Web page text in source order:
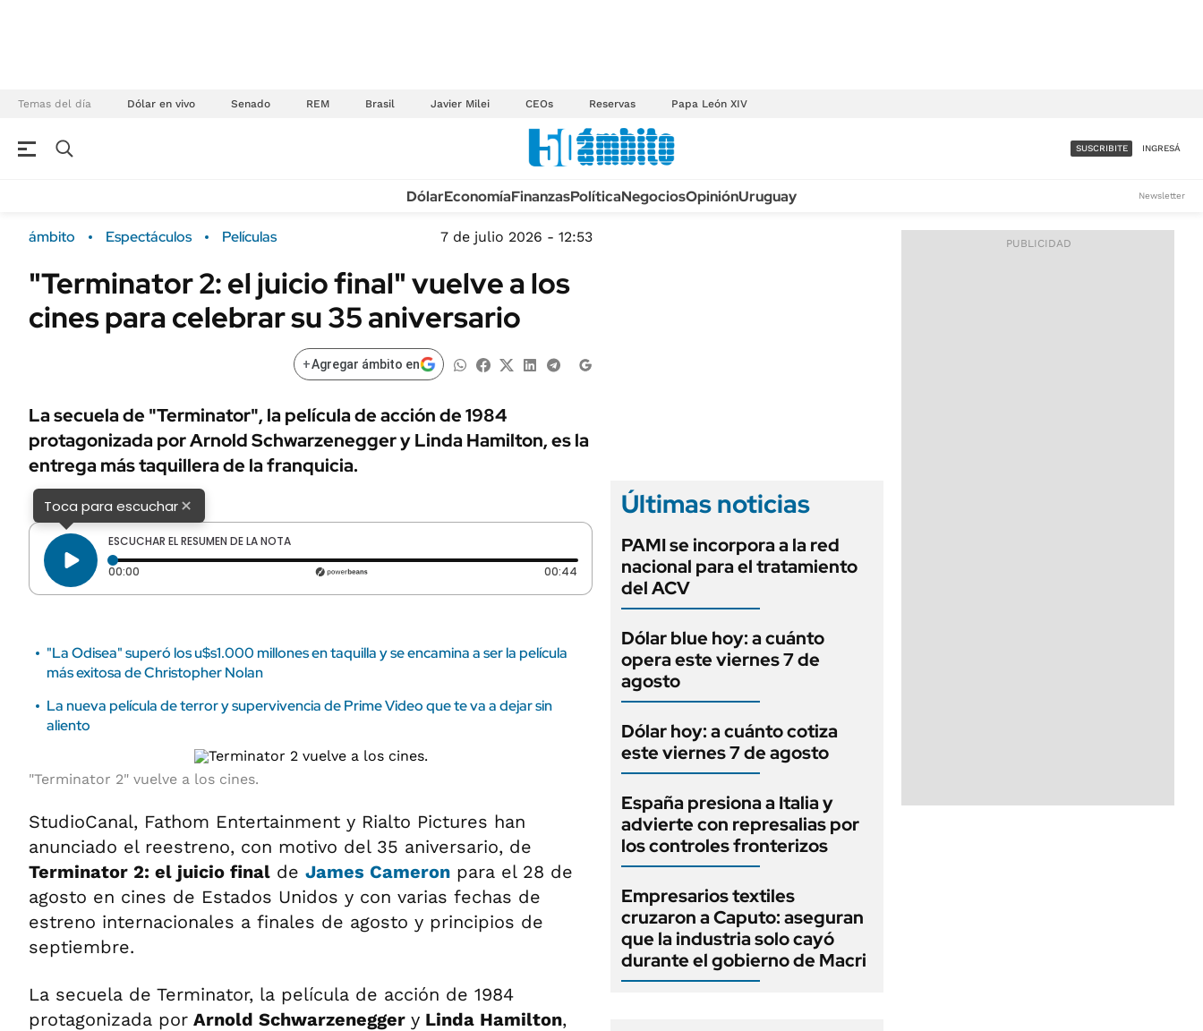
Temas del día Dólar en vivo Senado REM Brasil Javier Milei CEOs Reservas Papa León XIV
Campo
FINANZAS
ÁMBITO DEBATE
MEDIAKIT AMBITO DEBATE
Sustentabilidad
POLÍTICA
Municipios
URUGUAY
TECNOLOGÍA
MÉXICO
MUNDO
INFORMACIÓN GENERAL
LIFESTYLE
AUTOS
ACCESO FULL - $1.800/MES
SUSCRIBITE INGRESÁ
DólarEconomíaFinanzasPolíticaNegociosOpiniónUruguay Newsletter
ámbito Espectáculos Películas 7 de julio 2026 - 12:53
"Terminator 2: el juicio final" vuelve a los
cines para celebrar su 35 aniversario
+Agregar ámbito en
La secuela de "Terminator", la película de acción de 1984
protagonizada por Arnold Schwarzenegger y Linda Hamilton, es la
entrega más taquillera de la franquicia.
Toca para escuchar×
ESCUCHAR EL RESUMEN DE LA NOTA
00:00 Tiempo transcurrido: 0 segundos 00:44 Duración: 44 segundos
"La Odisea" superó los u$s1.000 millones en taquilla y se encamina a ser la película
más exitosa de Christopher Nolan
La nueva película de terror y supervivencia de Prime Video que te va a dejar sin
aliento
"Terminator 2" vuelve a los cines.
StudioCanal, Fathom Entertainment y Rialto Pictures han
anunciado el reestreno, con motivo del 35 aniversario, de
Terminator 2: el juicio final de James Cameron para el 28 de
agosto en cines de Estados Unidos y con varias fechas de
estreno internacionales a finales de agosto y principios de
septiembre.
La secuela de Terminator, la película de acción de 1984
protagonizada por Arnold Schwarzenegger y Linda Hamilton,
Últimas noticias
PAMI se incorpora a la red
nacional para el tratamiento
del ACV
Dólar blue hoy: a cuánto
opera este viernes 7 de
agosto
Dólar hoy: a cuánto cotiza
este viernes 7 de agosto
España presiona a Italia y
advierte con represalias por
los controles fronterizos
Empresarios textiles
cruzaron a Caputo: aseguran
que la industria solo cayó
durante el gobierno de Macri